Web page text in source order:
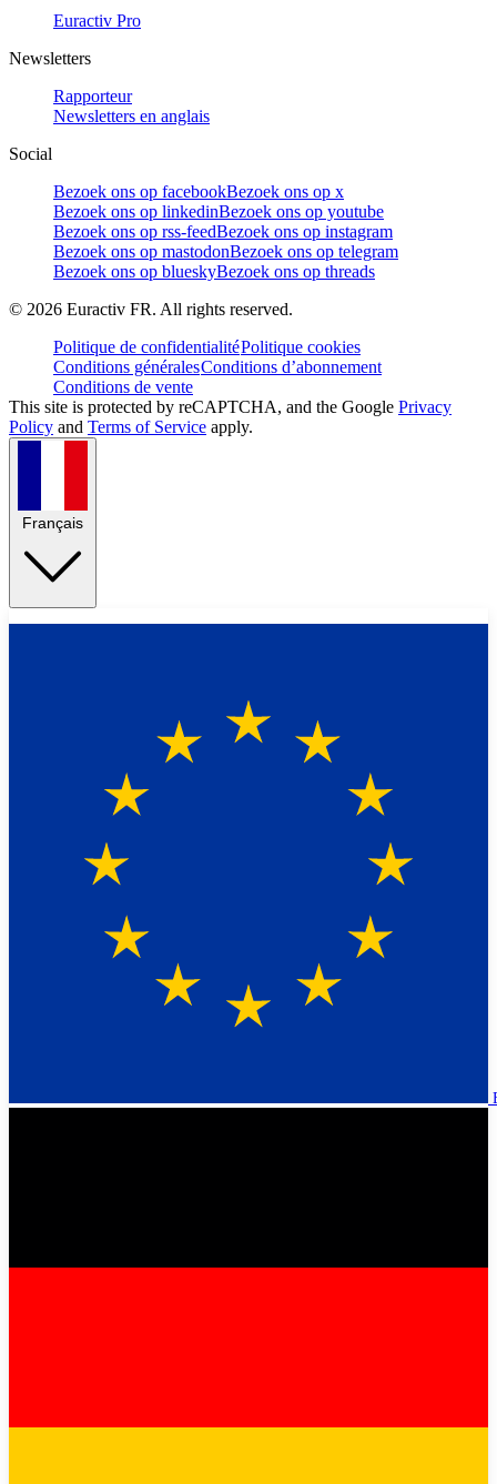
Euractiv Pro
Newsletters
Rapporteur
Newsletters en anglais
Social
Bezoek ons op facebookBezoek ons op x
Bezoek ons op linkedinBezoek ons op youtube
Bezoek ons op rss-feedBezoek ons op instagram
Bezoek ons op mastodonBezoek ons op telegram
Bezoek ons op blueskyBezoek ons op threads
© 2026 Euractiv FR. All rights reserved.
Politique de confidentialitéPolitique cookies
Conditions généralesConditions d’abonnement
Conditions de vente
This site is protected by reCAPTCHA, and the Google Privacy
Policy and Terms of Service apply.
Français